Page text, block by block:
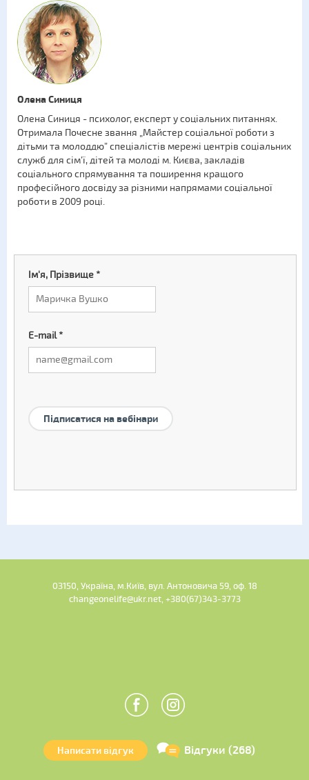
Олена Синиця
Олена Синиця - психолог, експерт у соціальних питаннях.
Отримала Почесне звання „Майстер соціальної роботи з
дітьми та молоддю” спеціалістів мережі центрів соціальних
служб для сім’ї, дітей та молоді м. Києва, закладів
соціального спрямування та поширення кращого
професійного досвіду за різними напрямами соціальної
роботи в 2009 році.
Ім'я, Прізвище*
E-mail*
Підписатися на вебінари
03150, Україна, м.Київ, вул. Антоновича 59, оф. 18
changeonelife@ukr.net, +380(67)343-3773
Написати відгук Відгуки (268)